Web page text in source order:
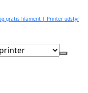
gratis filament | Printer udstyr